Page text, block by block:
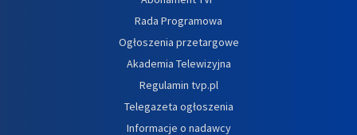
Rada Programowa
Ogłoszenia przetargowe
Akademia Telewizyjna
Regulamin tvp.pl
Telegazeta ogłoszenia
Informacje o nadawcy